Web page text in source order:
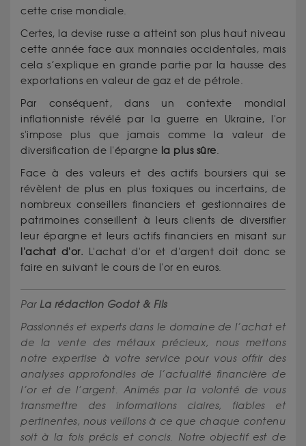
cette crise mondiale.
Certes, la devise russe a atteint son plus haut niveau
cette année face aux monnaies occidentales, mais
cela s’explique en grande partie par la hausse des
exportations en valeur de gaz et de pétrole.
Par conséquent, dans un contexte mondial
inflationniste révélé par la guerre en Ukraine, l'or
s'impose plus que jamais comme la valeur de
diversification de l'épargne la plus sûre.
Face à des valeurs et des actifs boursiers qui se
révèlent de plus en plus toxiques ou incertains, de
nombreux conseillers financiers et gestionnaires de
patrimoines conseillent à leurs clients de diversifier
leur épargne et leurs actifs financiers en misant sur
l'achat d'or. L'achat d'or et d'argent doit donc se
faire en suivant le cours de l'or en euros.
Par La rédaction Godot & Fils
Passionnés et experts dans le domaine de l’achat et
de la vente des métaux précieux, nous mettons
notre expertise à votre service pour vous offrir des
analyses approfondies de l’actualité financière de
l’or et de l’argent. Animés par la volonté de vous
transmettre des informations claires, fiables et
pertinentes, nous veillons à ce que chaque contenu
soit à la fois précis et concis. Notre objectif est de